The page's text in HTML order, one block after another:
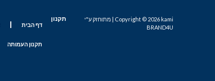
Copyright © 2026 kami | מתוחזק ע"י
BRAND4U
תקנון
דף הבית
תקנון העמותה